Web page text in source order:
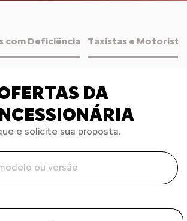
com Deficiência Taxistas e
DA
e solicite sua proposta.